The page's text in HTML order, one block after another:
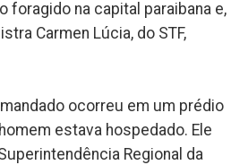
foragido na capital paraibana e,
Carmen Lúcia, do STF,
ocorreu em um prédio
estava hospedado. Ele
Regional da